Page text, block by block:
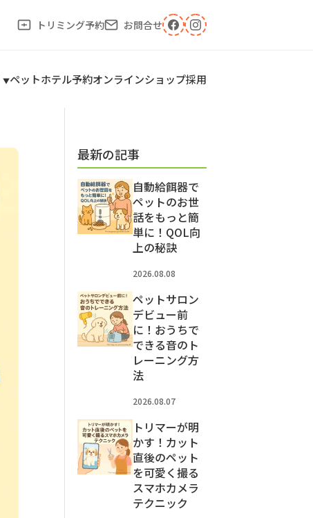
トリミング予約 お問合せ
ペットホテル予約オンラインショップ採用
最新の記事
自動給餌器で
ペットのお世
話をもっと簡
単に！QOL向
上の秘訣
2026.08.08
ペットサロン
デビュー前
に！おうちで
できる音のト
レーニング方
法
2026.08.07
トリマーが明
かす！カット
直後のペット
を可愛く撮る
スマホカメラ
テクニック